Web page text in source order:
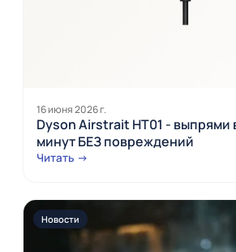
16 июня 2026 г.
Dyson Airstrait HT01 - выпрями
минут БЕЗ повреждений
Читать →
Новости